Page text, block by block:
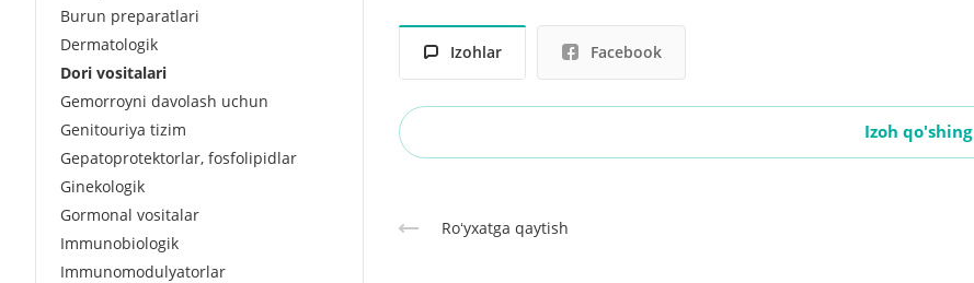
Izohlar Facebook
Izoh qo'shing
Roʻyxatga qaytish
Burun preparatlari
Dermatologik
Dori vositalari
Gemorroyni davolash uchun
Genitouriya tizim
Gepatoprotektorlar, fosfolipidlar
Ginekologik
Gormonal vositalar
Immunobiologik
Immunomodulyatorlar